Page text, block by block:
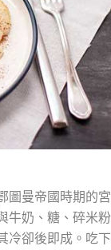
圖曼帝國時期的宮
牛奶、糖、碎米粉
冷卻後即成。吃下